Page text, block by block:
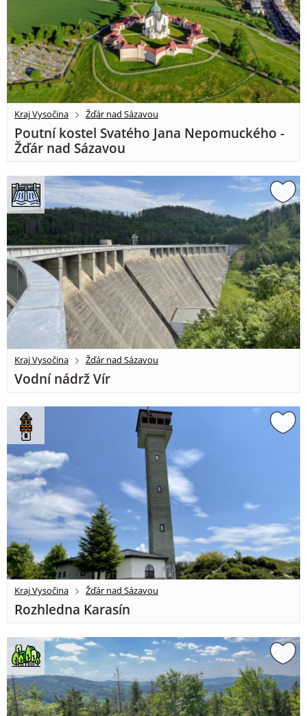
Kraj Vysočina Žďár nad Sázavou
Poutní kostel Svatého Jana Nepomuckého -
Žďár nad Sázavou
Kraj Vysočina Žďár nad Sázavou
Vodní nádrž Vír
Kraj Vysočina Žďár nad Sázavou
Rozhledna Karasín